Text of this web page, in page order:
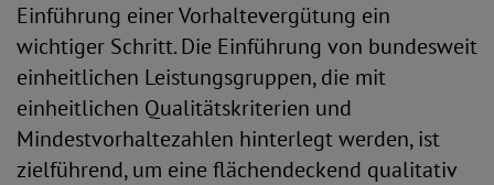
Einführung einer Vorhaltevergütung ein
wichtiger Schritt. Die Einführung von bundesweit
einheitlichen Leistungsgruppen, die mit
einheitlichen Qualitätskriterien und
Mindestvorhaltezahlen hinterlegt werden, ist
zielführend, um eine flächendeckend qualitativ